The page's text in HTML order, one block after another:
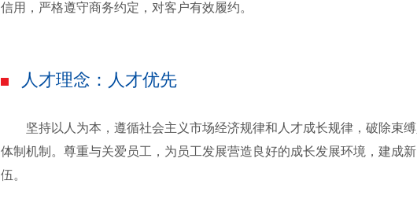
信用，严格遵守商务约定，对客户有效履约。
人才理念：人才优先
坚持以人为本，遵循社会主义市场经济规律和人才成长规律，破除束缚
体制机制。尊重与关爱员工，为员工发展营造良好的成长发展环境，建成
伍。